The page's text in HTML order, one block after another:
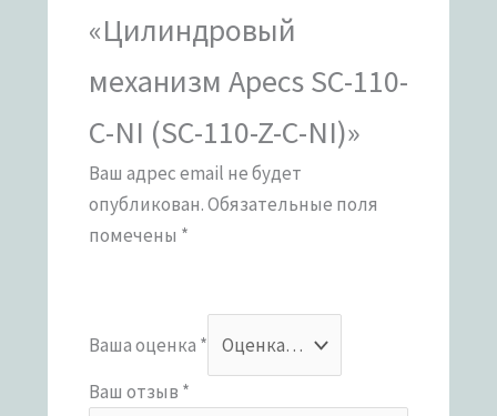
«Цилиндровый
механизм Apecs SC-110-
C-NI (SC-110-Z-C-NI)»
Ваш адрес email не будет
опубликован.Обязательные поля
помечены *
Ваша оценка *
Ваш отзыв *